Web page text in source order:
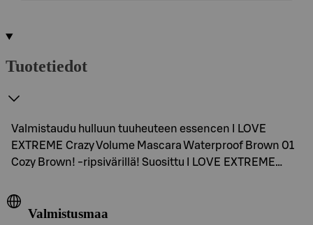
Tuotetiedot
Valmistaudu hulluun tuuheuteen essencen I LOVE
EXTREME Crazy Volume Mascara Waterproof Brown 01
Cozy Brown! -ripsivärillä! Suosittu I LOVE EXTREME…
Valmistusmaa